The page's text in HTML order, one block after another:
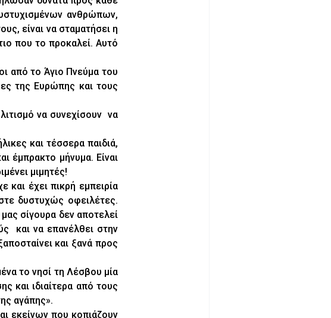
ανθρώπων,
είναι να σταματήσει η
που το προκαλεί. Αυτό
από το Άγιο Πνεύμα του
της Ευρώπης και τους
να συνεχίσουν να
και τέσσερα παιδιά,
έμπρακτο μήνυμα. Είναι
μιμητές!
έχει πικρή εμπειρία
δυστυχώς οφειλέτες.
σίγουρα δεν αποτελεί
και να επανέλθει στην
και ξανά προς
το νησί τη Λέσβου μία
και ιδιαίτερα από τους
αγάπης».
εκείνων που κοπιάζουν